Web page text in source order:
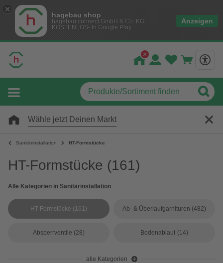
hagebau shop
hagebau connect GmbH & Co. KG
KOSTENLOS- In Google Play
Anzeigen
Wähle jetzt Deinen Markt
Sanitärinstallation HT-Formstücke
HT-Formstücke (161)
Alle Kategorien in Sanitärinstallation
HT-Formstücke (161) Ab- & Überlaufgarnituren (482)
Absperrventile (28) Bodenablauf (14)
alle Kategorien